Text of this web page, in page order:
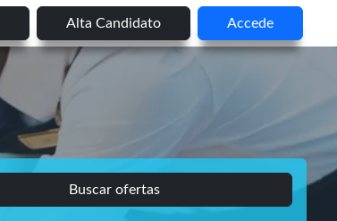
Alta Candidato Accede
Buscar ofertas